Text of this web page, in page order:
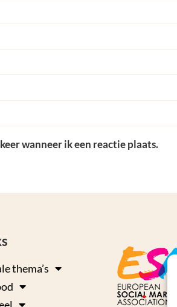
wanneer ik een reactie plaats.
thema’s